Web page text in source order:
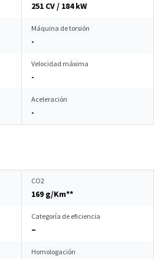
251 CV / 184 kW
Máquina de torsión
-
Velocidad máxima
-
Aceleración
-
CO2
169 g/Km**
Categoría de eficiencia
–
Homologación